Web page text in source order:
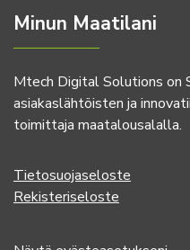
Minun Maatilani
Mtech Digital Solutions on
asiakaslähtöisten ja
toimittaja maatalousalalla.
Tietosuojaseloste
Rekisteriseloste